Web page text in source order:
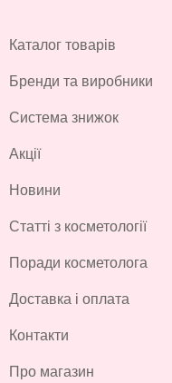
Каталог товарів
Бренди та виробники
Система знижок
Акції
Новини
Статті з косметології
Поради косметолога
Доставка і оплата
Контакти
Про магазин